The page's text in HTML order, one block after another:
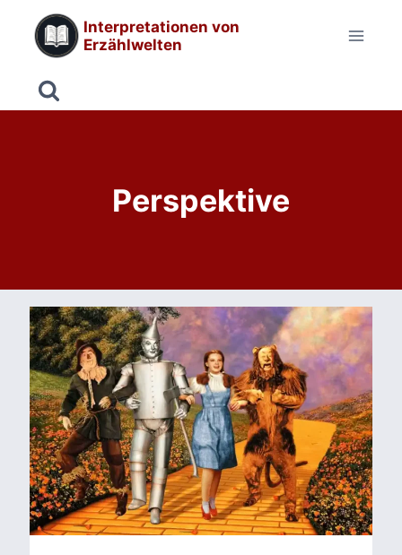
Inhalt
springen
Interpretationen von
Erzählwelten
Perspektive